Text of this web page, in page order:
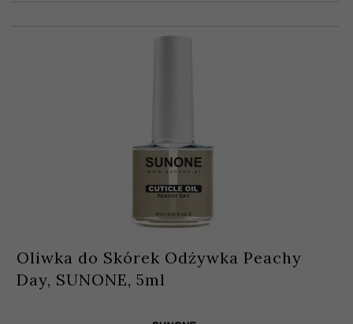
Oliwka do Skórek Odżywka Peachy
Day, SUNONE, 5ml